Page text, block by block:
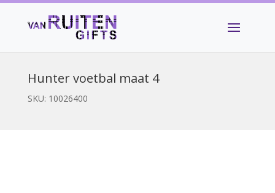
Hunter voetbal maat 4
SKU: 10026400